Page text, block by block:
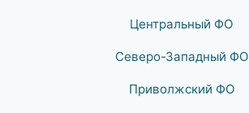
Центральный ФО
Северо-Западный ФО
Приволжский ФО